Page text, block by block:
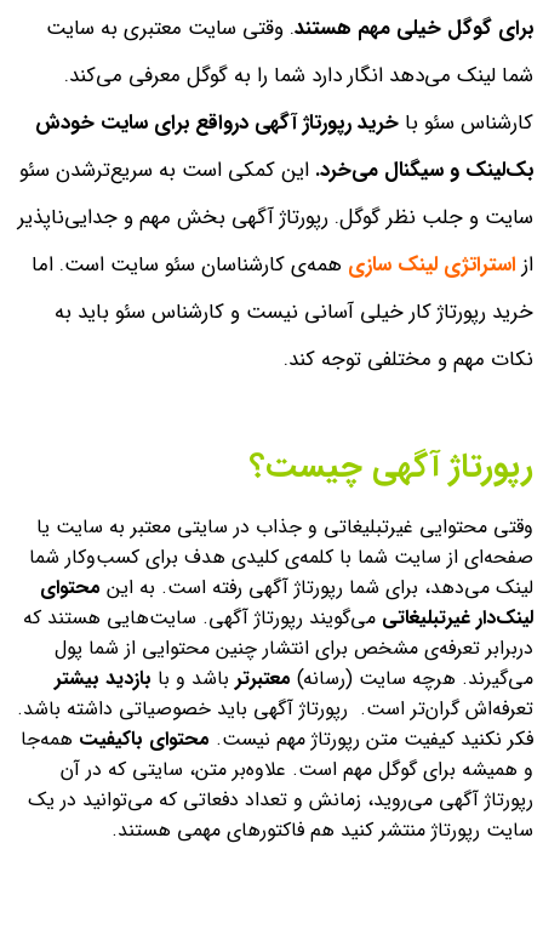
برای گوگل خیلی مهم هستند. وقتی سایت معتبری به سایت
شما لینک می‌دهد انگار دارد شما را به گوگل معرفی می‌کند.
کارشناس سئو با خرید رپورتاژ آگهی درواقع برای سایت خودش
بک‌لینک و سیگنال می‌خرد. این کمکی است به سریع‌ترشدن سئو
سایت و جلب نظر گوگل. رپورتاژ آگهی بخش مهم و جدایی‌ناپذیر
از استراتژی لینک سازی همه‌ی کارشناسان سئو سایت است. اما
خرید رپورتاژ کار خیلی آسانی نیست و کارشناس سئو باید به
نکات مهم و مختلفی توجه کند.
رپورتاژ آگهی چیست؟
وقتی محتوایی غیرتبلیغاتی و جذاب در سایتی معتبر به سایت یا
صفحه‌ای از سایت شما با کلمه‌ی کلیدی هدف برای کسب‌وکار شما
لینک می‌دهد، برای شما رپورتاژ آگهی رفته است. به این محتوای
لینک‌دار غیرتبلیغاتی می‌گویند رپورتاژ آگهی. سایت‌هایی هستند که
دربرابر تعرفه‌ی مشخص برای انتشار چنین محتوایی از شما پول
می‌گیرند. هرچه سایت (رسانه) معتبرتر باشد و با بازدید بیشتر
تعرفه‌اش گران‌‌تر است. رپورتاژ آگهی باید خصوصیاتی داشته باشد.
فکر نکنید کیفیت متن رپورتاژ مهم نیست. محتوای باکیفیت همه‌جا
و همیشه برای گوگل مهم است. علاوه‌بر متن، سایتی که در آن
رپورتاژ آگهی می‌روید، زمانش و تعداد دفعاتی که می‌توانید در یک
سایت رپورتاژ منتشر کنید هم فاکتورهای مهمی هستند.